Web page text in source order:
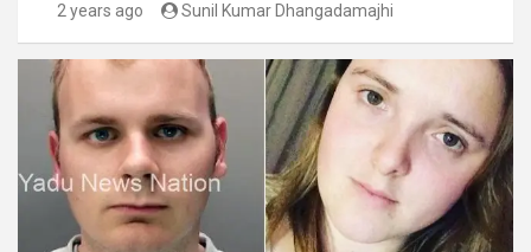
2 years ago Sunil Kumar Dhangadamajhi